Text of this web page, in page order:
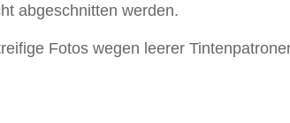
abgeschnitten werden.
Fotos wegen leerer